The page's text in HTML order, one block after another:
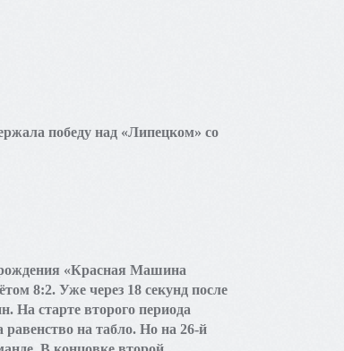
победу над «Липецком» со
«Красная Машина
8:2. Уже через 18 секунд после
На старте второго периода
на табло. Но на 26-й